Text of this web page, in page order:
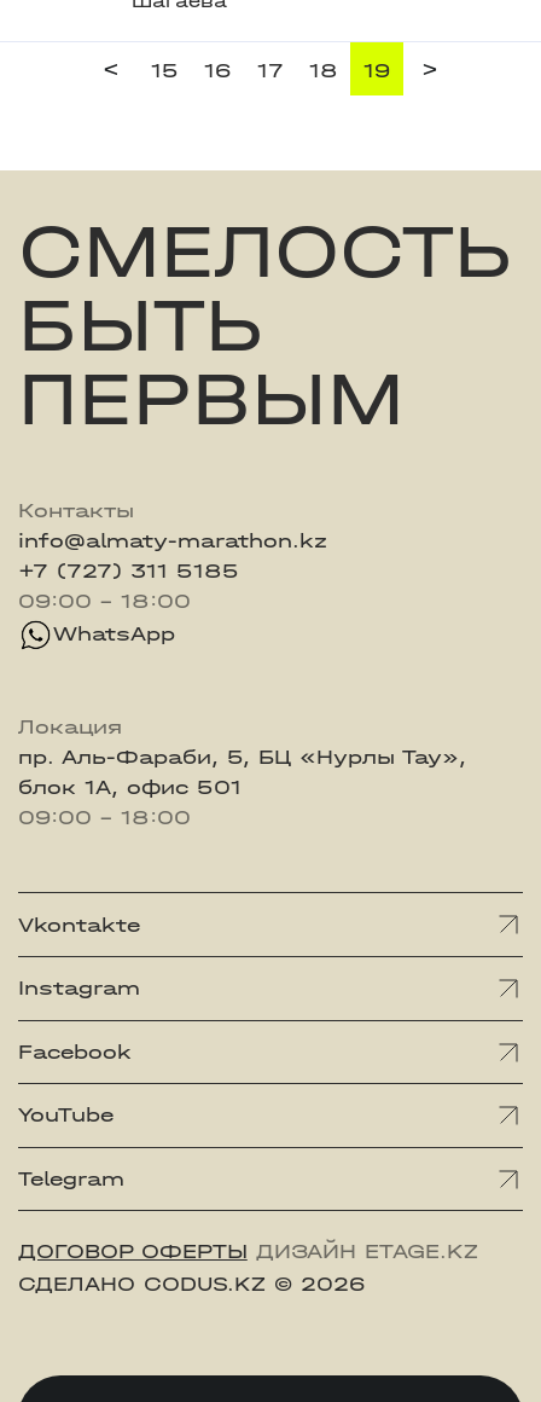
< 15 16 17 18 19 >
СМЕЛОСТЬ
БЫТЬ
ПЕРВЫМ
Контакты
info@almaty-marathon.kz
+7 (727) 311 5185
09:00 - 18:00
WhatsApp
Локация
пр. Аль-Фараби, 5, БЦ «Нурлы Тау»,
блок 1А, офис 501
09:00 - 18:00
Vkontakte
Instagram
Facebook
YouTube
Telegram
ДОГОВОР ОФЕРТЫ ДИЗАЙН ETAGE.KZ
СДЕЛАНО CODUS.KZ © 2026